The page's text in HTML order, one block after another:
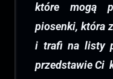
które mogą
piosenki, która
i trafi na listy
przedstawie Ci